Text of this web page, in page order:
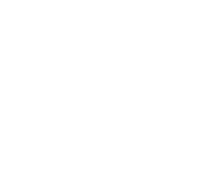
d'alternative.
au moyen d'un geste simple.